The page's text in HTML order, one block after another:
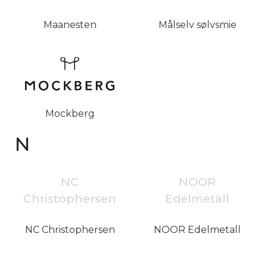
Maanesten Målselv sølvsmie
Mockberg
N
NC
Christophersen
NC Christophersen
NOOR
Edelmetall
NOOR Edelmetall